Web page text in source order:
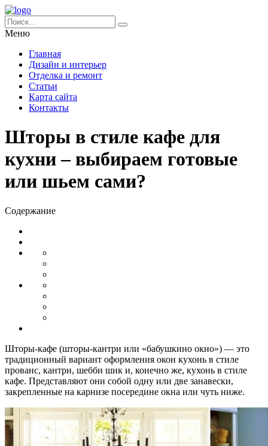
Меню
Главная
Дизайн и интерьер
Отделка и ремонт
Статьи
Карта сайта
Контакты
Шторы в стиле кафе для
кухни – выбираем готовые
или шьем сами?
Содержание
Шторы-кафе (шторы-кантри или «бабушкино окно») — это
традиционный вариант оформления окон кухонь в стиле
прованс, кантри, шебби шик и, конечно же, кухонь в стиле
кафе. Представляют они собой одну или две занавески,
закрепленные на карнизе посередине окна или чуть ниже.